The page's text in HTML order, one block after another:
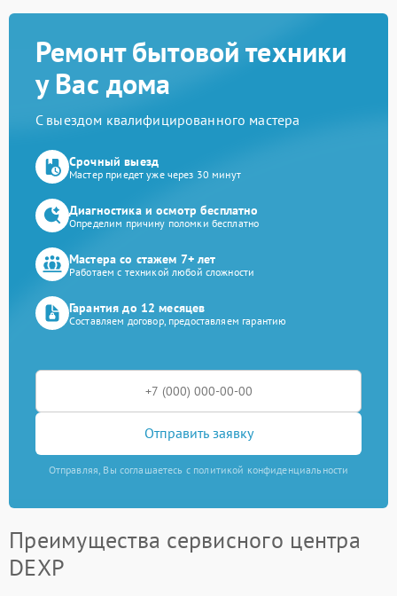
Ремонт бытовой техники
у Вас дома
С выездом квалифицированного мастера
Срочный выезд
Мастер приедет уже через 30 минут
Диагностика и осмотр бесплатно
Определим причину поломки бесплатно
Мастера со стажем 7+ лет
Работаем с техникой любой сложности
Гарантия до 12 месяцев
Составляем договор, предоставляем гарантию
Отправить заявку
Отправляя, Вы соглашаетесь с политикой конфиденциальности
Преимущества сервисного центра
DEXP